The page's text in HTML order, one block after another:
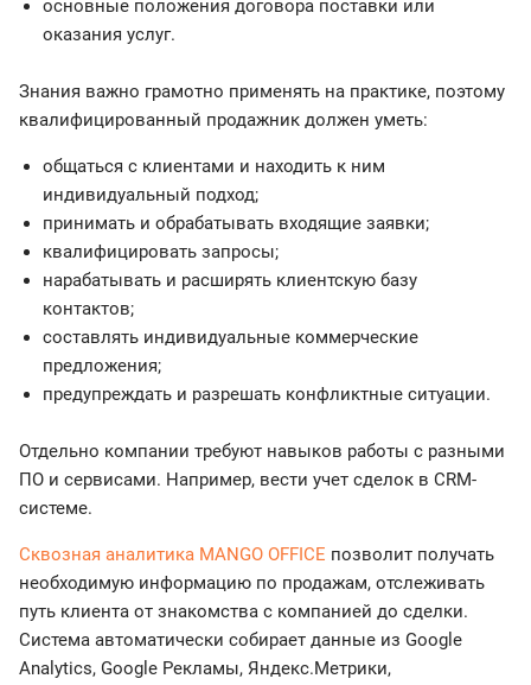
основные положения договора поставки или
оказания услуг.
Знания важно грамотно применять на практике, поэтому
квалифицированный продажник должен уметь:
общаться с клиентами и находить к ним
индивидуальный подход;
принимать и обрабатывать входящие заявки;
квалифицировать запросы;
нарабатывать и расширять клиентскую базу
контактов;
составлять индивидуальные коммерческие
предложения;
предупреждать и разрешать конфликтные ситуации.
Отдельно компании требуют навыков работы с разными
ПО и сервисами. Например, вести учет сделок в CRM-
системе.
Сквозная аналитика MANGO OFFICE позволит получать
необходимую информацию по продажам, отслеживать
путь клиента от знакомства с компанией до сделки.
Система автоматически собирает данные из Google
Analytics, Google Рекламы, Яндекс.Метрики,